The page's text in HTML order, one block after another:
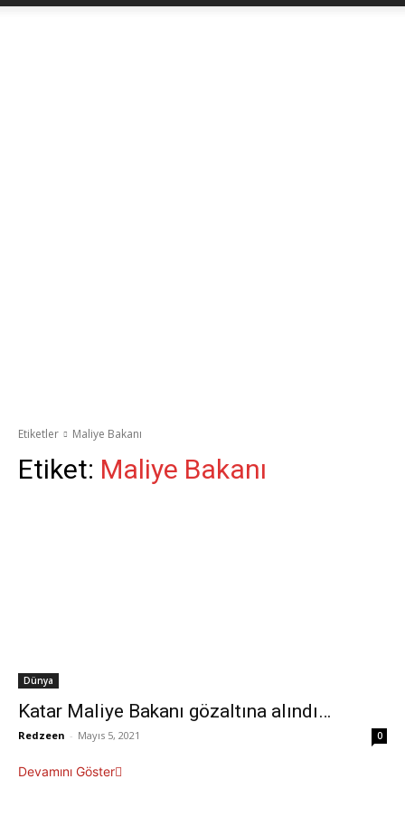
Etiketler Maliye Bakanı
Etiket: Maliye Bakanı
Dünya
Katar Maliye Bakanı gözaltına alındı…
Redzeen - Mayıs 5, 2021 0
Devamını Göster